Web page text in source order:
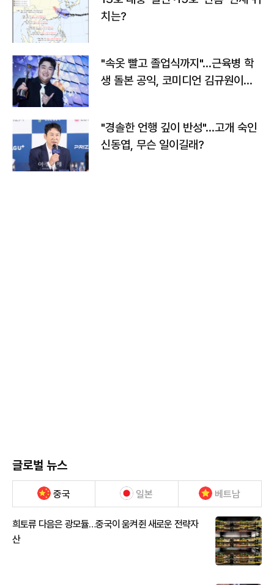
치는?
"속옷 빨고 졸업식까지"…근육병 학
생 돌본 공익, 코미디언 김규원이었
"경솔한 언행 깊이 반성"…고개 숙인
신동엽, 무슨 일이길래?
글로벌 뉴스
중국 일본 베트남
희토류 다음은 광모듈…중국이 움켜쥔 새로운 전략자
산